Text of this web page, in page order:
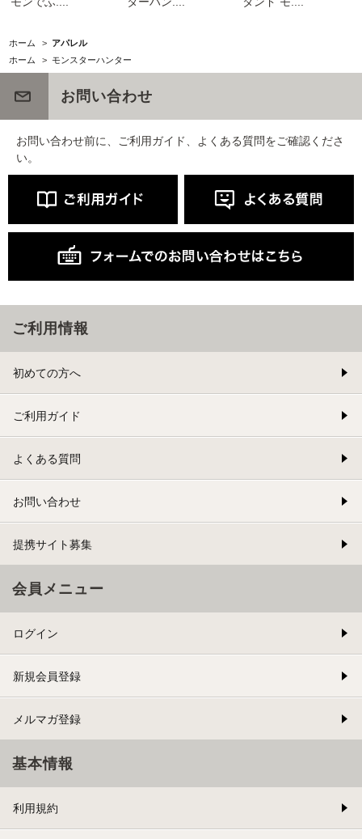
ホーム > アパレル
ホーム
> モンスターハンター
お問い合わせ
お問い合わせ前に、ご利用ガイド、よくある質問をご確認くださ
い。
ご利用情報
初めての方へ
ご利用ガイド
よくある質問
お問い合わせ
提携サイト募集
会員メニュー
ログイン
新規会員登録
メルマガ登録
基本情報
利用規約